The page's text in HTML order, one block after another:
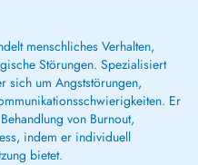
menschliches Verhalten,
Störungen. Spezialisiert
sich um Angststörungen,
Er
von Burnout,
indem er individuell
bietet.